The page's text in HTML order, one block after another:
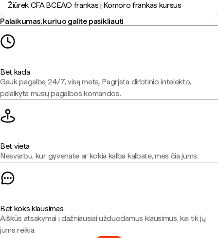
Žiūrėk CFA BCEAO frankas į Komoro frankas kursus
Palaikumas, kuriuo galite pasikliauti
Bet kada
Gauk pagalbą 24/7, visą metą. Pagrįsta dirbtinio intelekto,
palaikyta mūsų pagalbos komandos.
Bet vieta
Nesvarbu, kur gyvenate ar kokia kalba kalbate, mes čia jums.
Bet koks klausimas
Aiškūs atsakymai į dažniausiai užduodamus klausimus, kai tik jų
jums reikia.